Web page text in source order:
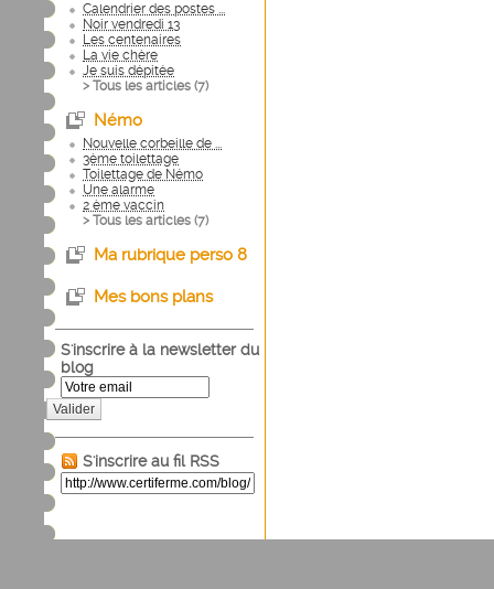
Calendrier des postes ...
Noir vendredi 13
Les centenaires
La vie chère
Je suis dépitée
> Tous les articles (7)
Némo
Nouvelle corbeille de ...
3ème toilettage
Toilettage de Némo
Une alarme
2 ème vaccin
> Tous les articles (7)
Ma rubrique perso 8
Mes bons plans
S'inscrire à la newsletter du
blog
Valider
S'inscrire au fil RSS